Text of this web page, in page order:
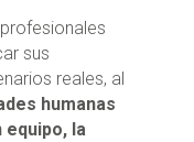
sus
reales, al
humanas
la